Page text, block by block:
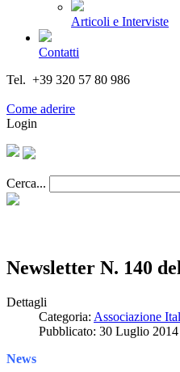
Articoli e Interviste
Contatti
Tel. +39 320 57 80 986
Come aderire
Login
Cerca...
Newsletter N. 140
Dettagli
Categoria: Associazione
Pubblicato: 30 Luglio 2014
News